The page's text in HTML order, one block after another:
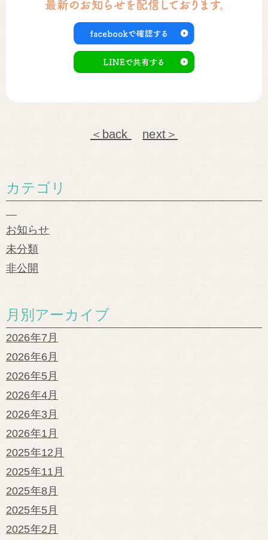
＜back next＞
カテゴリ
お知らせ
未分類
非公開
月別アーカイブ
2026年7月
2026年6月
2026年5月
2026年4月
2026年3月
2026年1月
2025年12月
2025年11月
2025年8月
2025年5月
2025年2月